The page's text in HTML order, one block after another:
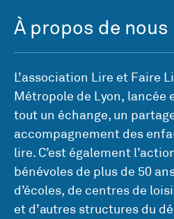
À propos de nous
L’association Lire et Faire
Métropole de Lyon, lancée
tout un échange, un
accompagnement des
lire. C’est également
bénévoles de plus de 50
d’écoles, de centres de
et d’autres structures du